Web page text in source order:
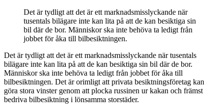
Det är tydligt att det är ett marknadsmisslyckande när
tusentals bilägare inte kan lita på att de kan besiktiga sin
bil där de bor. Människor ska inte behöva ta ledigt från
jobbet för åka till bilbesiktningen.
Det är tydligt att det är ett marknadsmisslyckande när tusentals
bilägare inte kan lita på att de kan besiktiga sin bil där de bor.
Människor ska inte behöva ta ledigt från jobbet för åka till
bilbesiktningen. Det är orimligt att privata besiktningsföretag kan
göra stora vinster genom att plocka russinen ur kakan och främst
bedriva bilbesiktning i lönsamma storstäder.